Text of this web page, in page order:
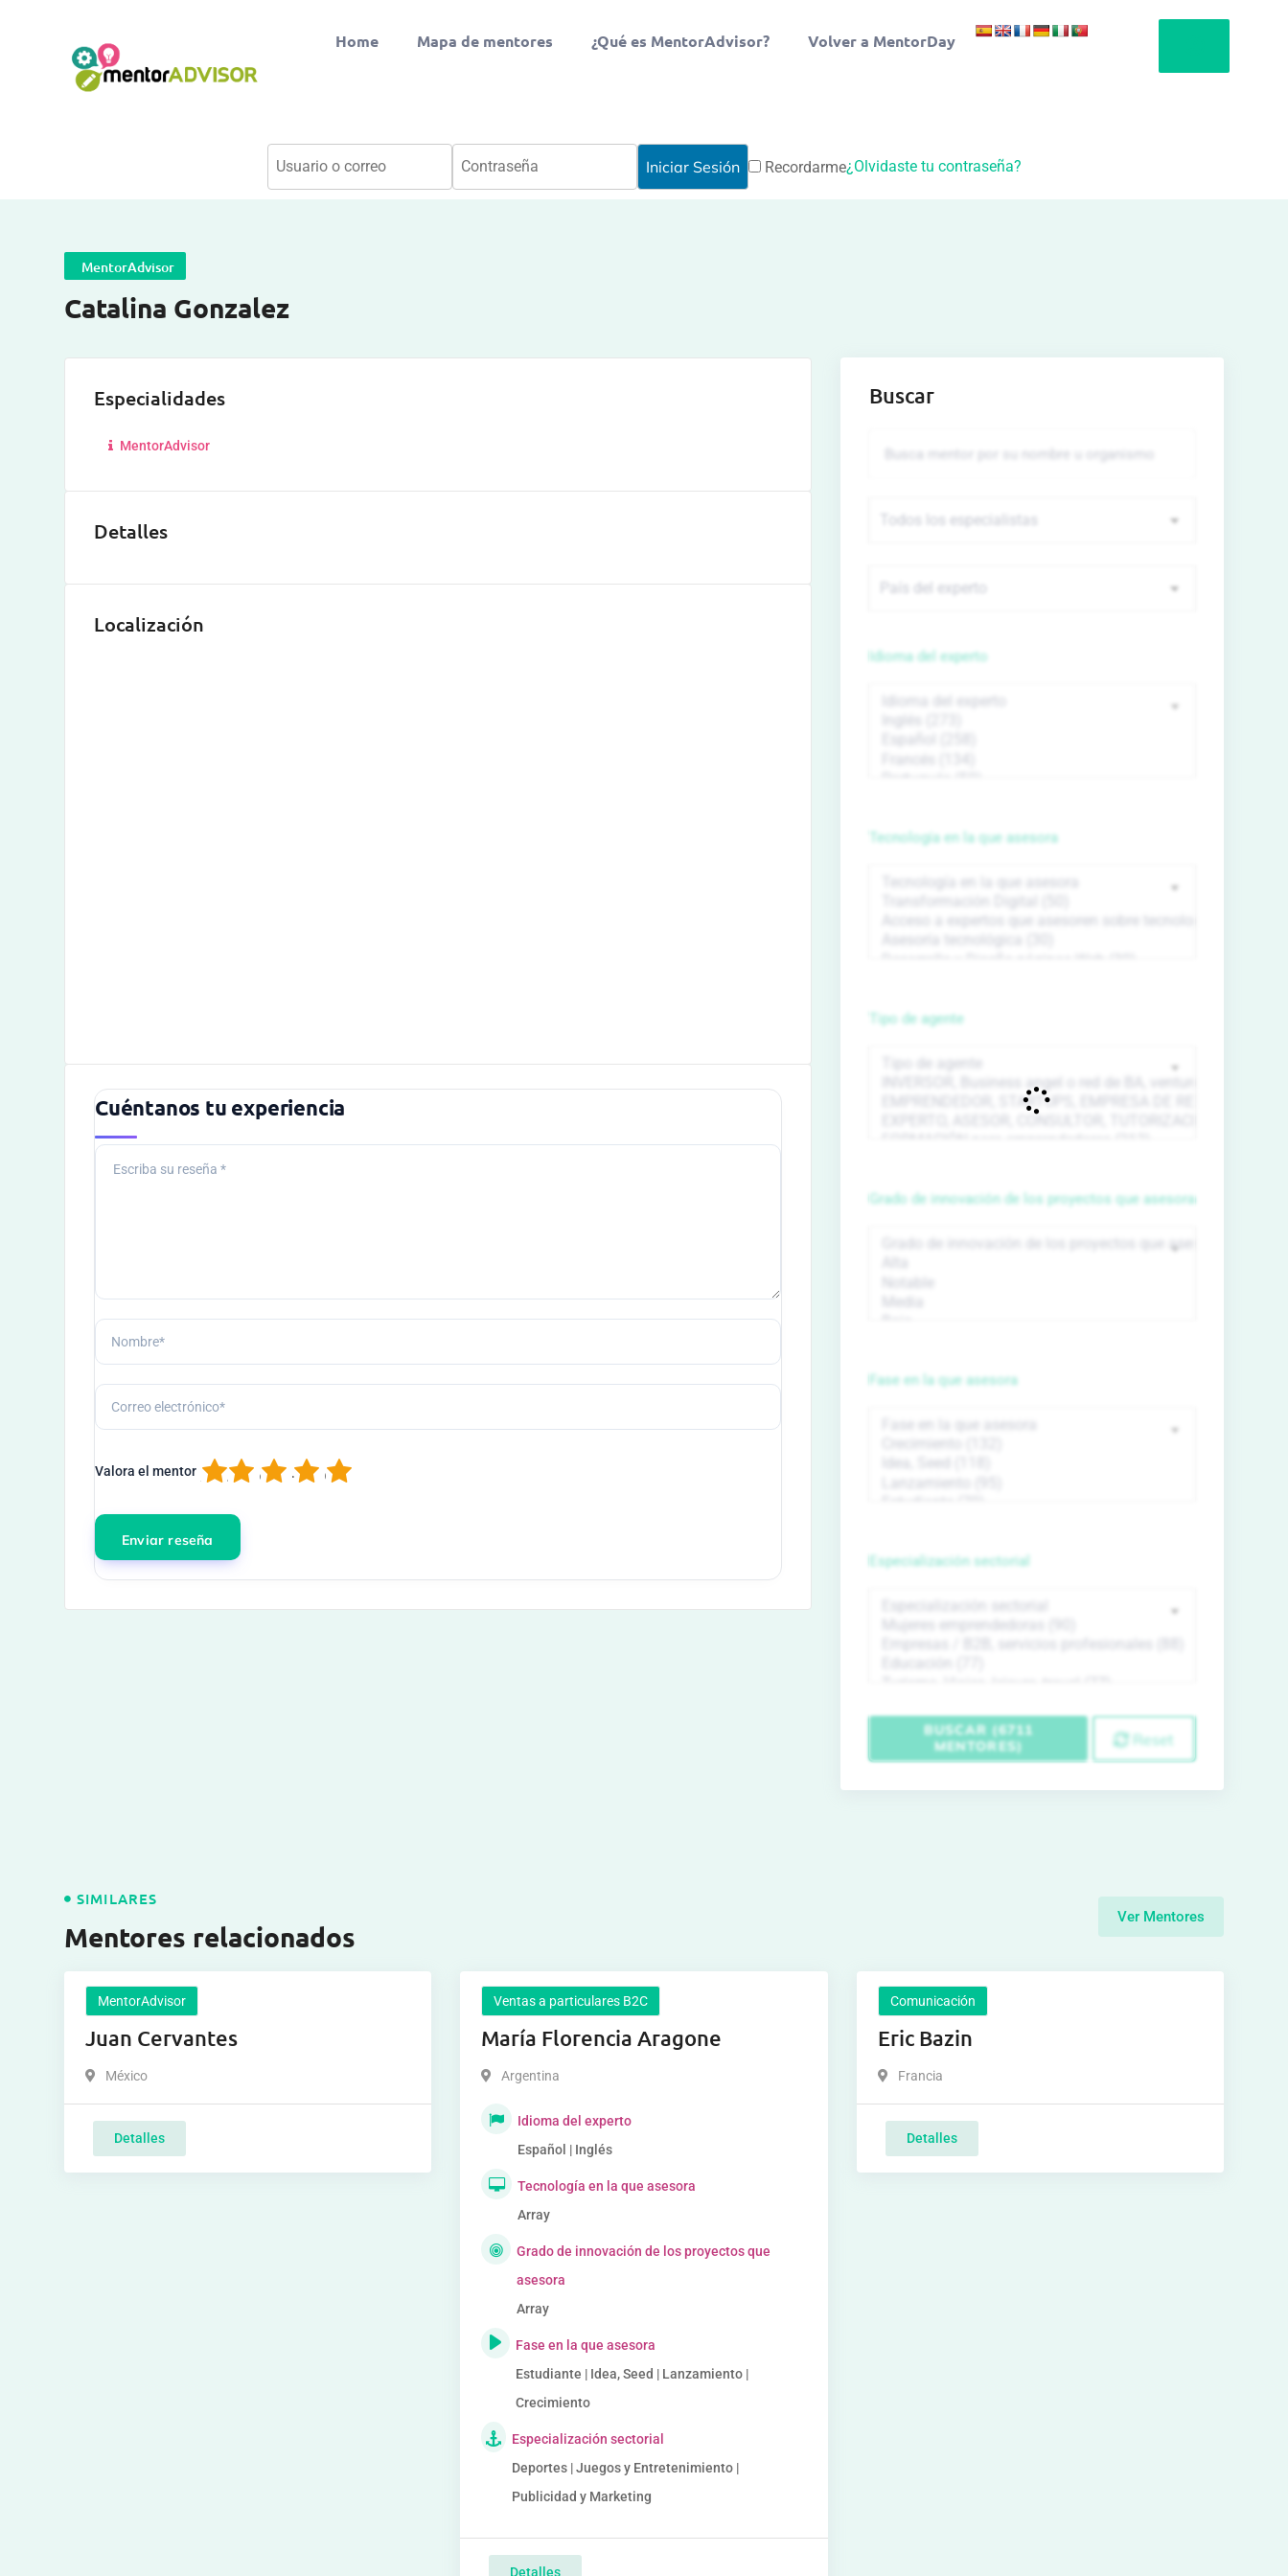
Home Mapa de mentores ¿Qué es MentorAdvisor? Volver a MentorDay
Recordarme¿Olvidaste tu contraseña?
MentorAdvisor
Catalina Gonzalez
Especialidades
MentorAdvisor
Detalles
Localización
Cuéntanos tu experiencia
Valora el mentor 5
4
3
2
1
Buscar
Idioma del experto
Tecnología en la que asesora
Tipo de agente
Grado de innovación de los proyectos que asesora
Fase en la que asesora
Especialización sectorial
BUSCAR (6711
MENTORES)
Reset
SIMILARES
Mentores relacionados
Ver Mentores
MentorAdvisor
Juan Cervantes
México
Detalles
Ventas a particulares B2C
María Florencia Aragone
Argentina
Idioma del experto
Español | Inglés
Tecnología en la que asesora
Array
Grado de innovación de los proyectos que
asesora
Array
Fase en la que asesora
Estudiante | Idea, Seed | Lanzamiento |
Crecimiento
Especialización sectorial
Deportes | Juegos y Entretenimiento |
Publicidad y Marketing
Detalles
Comunicación
Eric Bazin
Francia
Detalles